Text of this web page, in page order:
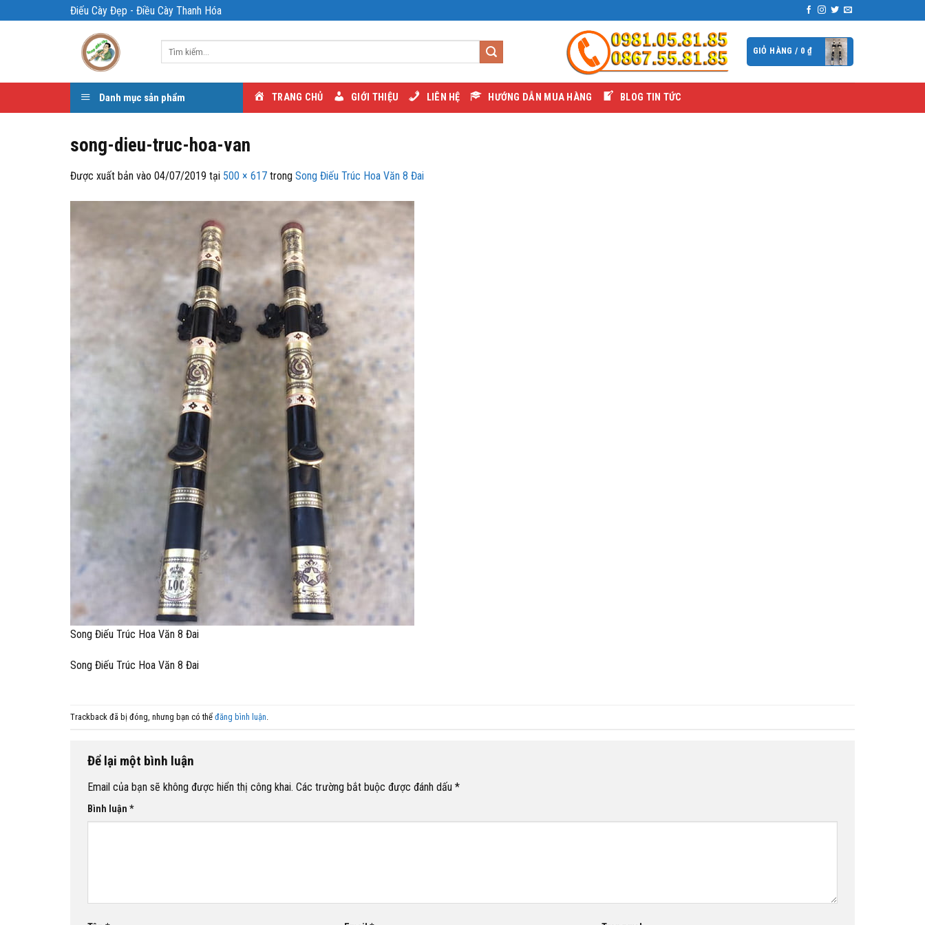
qua
Điếu Cày Đẹp - Điều Cày Thanh Hóa
GIỎ HÀNG / 0 ₫
Danh mục sản phẩm TRANG CHỦ GIỚI THIỆU LIÊN HỆ HƯỚNG DẪN MUA HÀNG BLOG TIN TỨC
song-dieu-truc-hoa-van
Được xuất bản vào 04/07/2019 tại 500 × 617 trong Song Điếu Trúc Hoa Văn 8 Đai
Song Điếu Trúc Hoa Văn 8 Đai
Song Điếu Trúc Hoa Văn 8 Đai
Trackback đã bị đóng, nhưng bạn có thể đăng bình luận
Để lại một bình luận
Email của bạn sẽ không được hiển thị công khai. Các trường bắt buộc được đánh dấu *
Bình luận *